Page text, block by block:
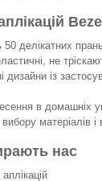
делікатних прань
не
дизайни із
в домашніх
матеріалів і
нас